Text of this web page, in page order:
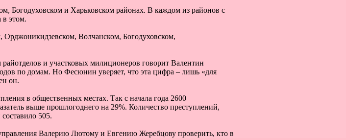
Богодуховском и Харьковском районах. В каждом из районов с
в этом.
Орджоникидзевском, Волчанском, Богодуховском,
и участковых милиционеров говорит Валентин
по домам. Но Фесюнин уверяет, что эта цифра – лишь «для
он.
в общественных местах. Так с начала года 2600
выше прошлогоднего на 29%. Количество преступлений,
505.
Валерию Лютому и Евгению Жеребцову проверить, кто в